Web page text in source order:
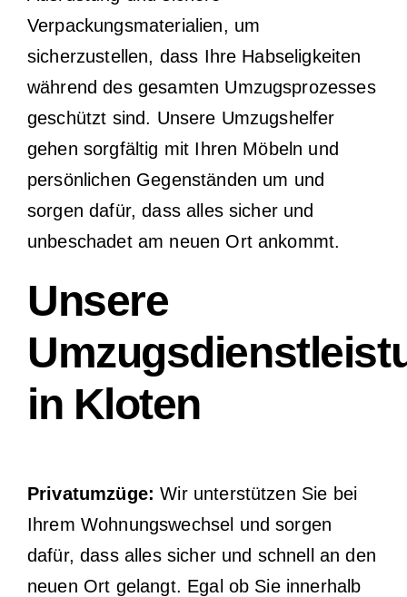
Verpackungsmaterialien, um
sicherzustellen, dass Ihre Habseligkeiten
während des gesamten Umzugsprozesses
geschützt sind. Unsere Umzugshelfer
gehen sorgfältig mit Ihren Möbeln und
persönlichen Gegenständen um und
sorgen dafür, dass alles sicher und
unbeschadet am neuen Ort ankommt.
Unsere
in Kloten
Privatumzüge: Wir unterstützen Sie bei
Ihrem Wohnungswechsel und sorgen
dafür, dass alles sicher und schnell an den
neuen Ort gelangt. Egal ob Sie innerhalb